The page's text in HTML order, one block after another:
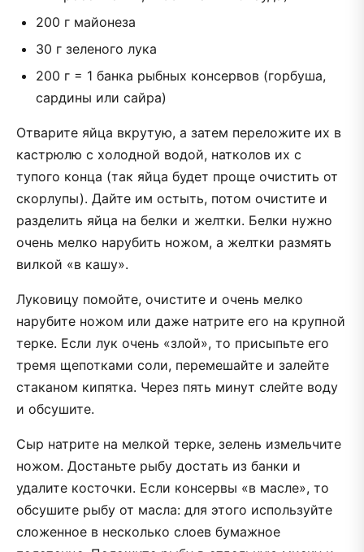
200 г майонеза
30 г зеленого лука
200 г = 1 банка рыбных консервов (горбуша,
сардины или сайра)
Отварите яйца вкрутую, а затем переложите их в
кастрюлю с холодной водой, натколов их с
тупого конца (так яйца будет проще очистить от
скорлупы). Дайте им остыть, потом очистите и
разделить яйца на белки и желтки. Белки нужно
очень мелко нарубить ножом, а желтки размять
вилкой «в кашу».
Луковицу помойте, очистите и очень мелко
нарубите ножом или даже натрите его на крупной
терке. Если лук очень «злой», то присыпьте его
тремя щепотками соли, перемешайте и залейте
стаканом кипятка. Через пять минут слейте воду
и обсушите.
Сыр натрите на мелкой терке, зелень измельчите
ножом. Достаньте рыбу достать из банки и
удалите косточки. Если консервы «в масле», то
обсушите рыбу от масла: для этого используйте
сложенное в несколько слоев бумажное